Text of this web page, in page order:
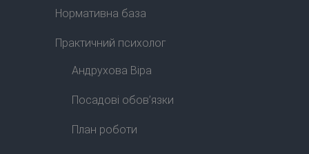
Нормативна база
Практичний психолог
Андрухова Віра
Посадові обов’язки
План роботи